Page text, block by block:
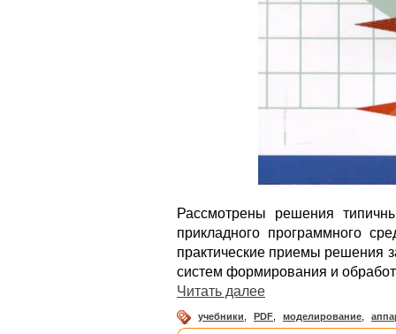
Рассмотрены решения
прикладного программного
практические приемы решения
систем формирования и
Читать далее
учебники PDF моделирование